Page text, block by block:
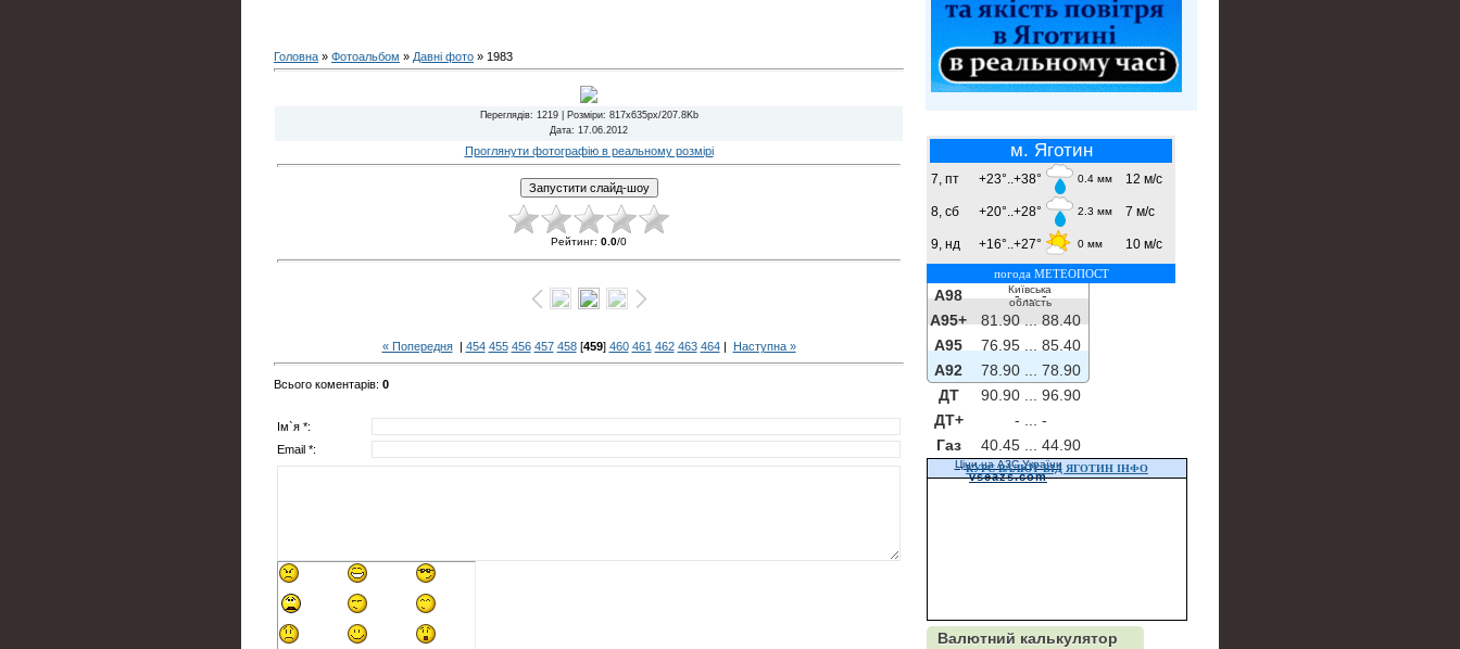
Головна » Фотоальбом » Давні фото » 1983
Переглядів: 1219 | Розміри: 817x635px/207.8Kb
Дата: 17.06.2012
Проглянути фотографію в реальному розмірі
Рейтинг: 0.0/0
« Попередня| 454 455 456 457 458[459] 460 461 462 463 464| Наступна »
Всього коментарів: 0
Ім`я *:
Email *:
м. Яготин
7, пт +23°..+38° 0.4 мм 12 м/с
8, сб +20°..+28° 2.3 мм 7 м/с
9, нд +16°..+27° 0 мм 10 м/с
погода МЕТЕОПОСТ
Київська
область
A98 - ...-
A95+
81.90 ...
88.40
A95
76.95 ...
85.40
A92
78.90 ...
78.90
ДТ
90.90 ...
96.90
ДТ+
- ...
-
Газ
40.45 ... 44.90
Ціни на АЗС України
vseazs.com
КУРС ВАЛЮТ ВІД ЯГОТИН ІНФО